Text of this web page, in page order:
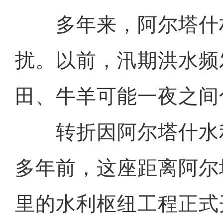
多年来，阿尔塔什
扰。以前，汛期洪水
田、牛羊可能一夜之
转折因阿尔塔什水
多年前，这座距离阿
里的水利枢纽工程正